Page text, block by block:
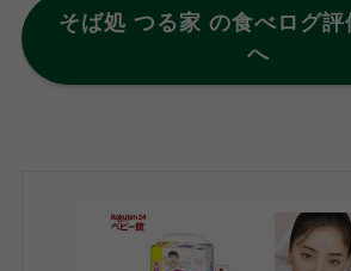
そば処 つる家 の食べログ評
へ